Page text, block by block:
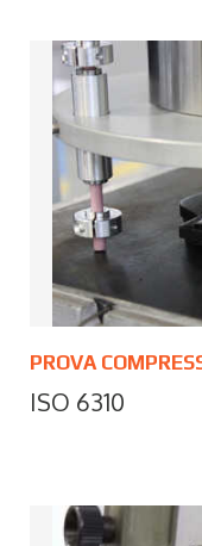
PROVA
ISO 6310